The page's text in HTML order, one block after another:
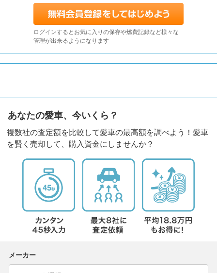
ログインするとお気に入りの保存や燃費記録など様々な
管理が出来るようになります
あなたの愛車、今いくら？
複数社の査定額を比較して愛車の最高額を調べよう！愛車
を賢く売却して、購入資金にしませんか？
メーカー